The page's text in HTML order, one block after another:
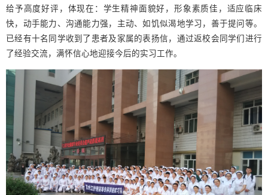
给予高度好评，体现在：学生精神面貌好，形象素质佳，适应临床
快，动手能力、沟通能力强，主动、如饥似渴地学习，善于提问等。
已经有十名同学收到了患者及家属的表扬信，通过返校会同学们进行
了经验交流，满怀信心地迎接今后的实习工作。